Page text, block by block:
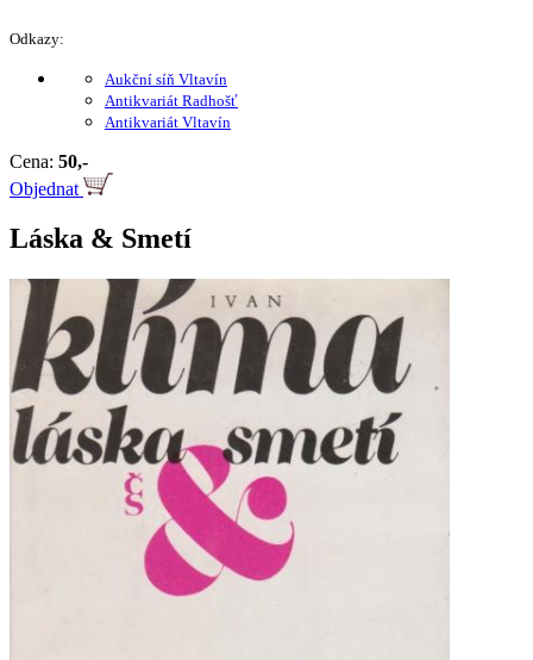
Odkazy:
Aukční síň Vltavín
Antikvariát Radhošť
Antikvariát Vltavín
Cena: 50,-
Objednat
Láska & Smetí